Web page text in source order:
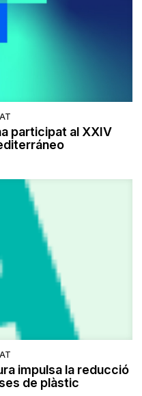
participat al XXIV
impulsa la reducció
de plàstic